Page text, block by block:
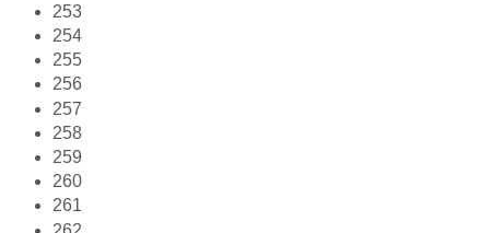
253
254
255
256
257
258
259
260
261